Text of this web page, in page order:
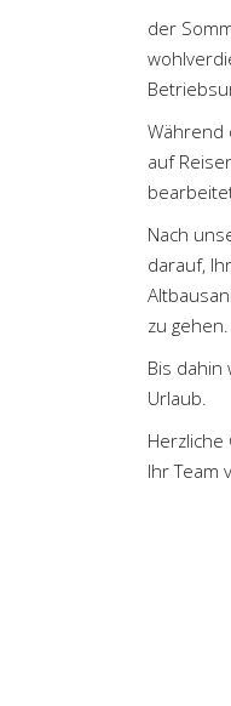
der
Während
auf
Nach
darauf,
zu gehen.
Bis
Urlaub.
Herzliche
Ihr Team